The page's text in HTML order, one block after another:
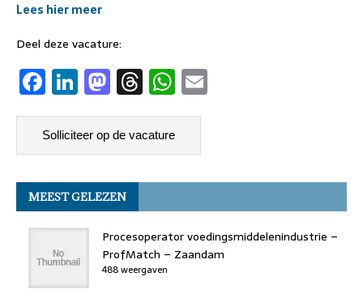
Lees hier meer
Deel deze vacature:
F
a
c
e
b
o
o
k
Li
n
k
e
dI
n
M
a
st
o
d
o
n
T
h
re
a
d
s
W
h
s
A
p
p
MEEST GELEZEN
Procesoperator voedingsmiddelenindustrie –
ProfMatch – Zaandam
488 weergaven